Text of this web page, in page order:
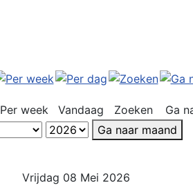
Per week Vandaag Zoeken
Ga
Ga naar maand
Vrijdag 08 Mei 2026